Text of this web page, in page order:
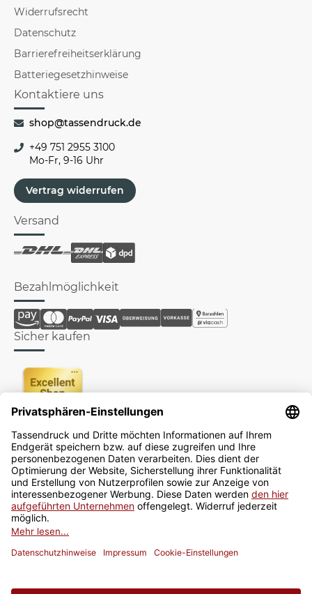
Widerrufsrecht
Datenschutz
Barrierefreiheitserklärung
Batteriegesetzhinweise
Kontaktiere uns
shop@tassendruck.de
+49 751 2955 3100
Mo-Fr, 9-16 Uhr
Vertrag widerrufen
Versand
Bezahlmöglichkeit
Sicher kaufen
Newsletter